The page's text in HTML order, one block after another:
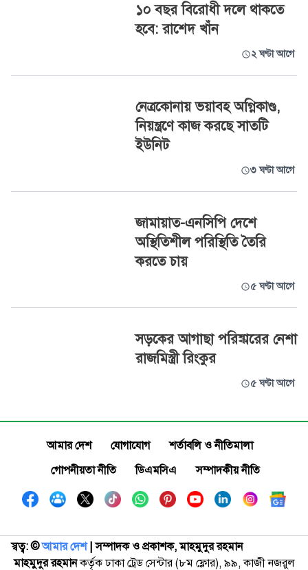
১০ বছর বিরোধী দলে থাকতে
হবে: রাশেদ খাঁন
২ ঘণ্টা আগে
নেত্রকোনায় ভয়াবহ অগ্নিকাণ্ড,
নিয়ন্ত্রণে কাজ করছে সাতটি
ইউনিট
৩ ঘণ্টা আগে
জামায়াত-এনসিপি দেশে
অস্থিতিশীল পরিস্থিতি তৈরি
করতে চায়
৫ ঘণ্টা আগে
সড়কের আগাছা পরিষ্কারের নেশা
রাজমিস্ত্রী রিংকুর
৫ ঘণ্টা আগে
আমার দেশ যোগাযোগ
শর্তাবলি ও নীতিমালা
গোপনীয়তা নীতি
ডিএমসিএ সম্পাদকীয় নীতি
স্বত্ব: ©️আমার দেশ| সম্পাদক ও প্রকাশক, মাহমুদুর রহমান
মাহমুদুর রহমানকর্তৃক ঢাকা ট্রেড সেন্টার (৮ম ফ্লোর), ৯৯, কাজী নজরুল